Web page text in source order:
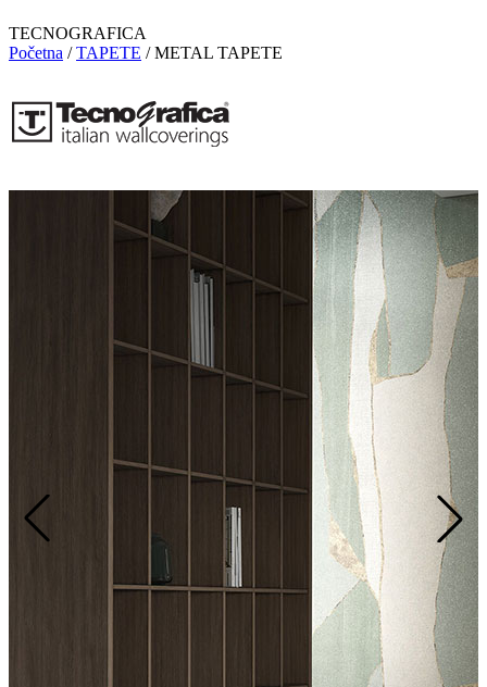
TECNOGRAFICA
Početna / TAPETE / METAL TAPETE